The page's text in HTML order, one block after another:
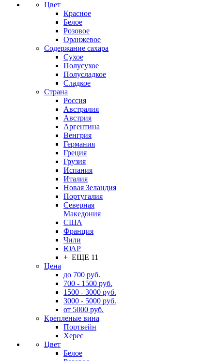
Цвет
Красное
Белое
Розовое
Оранжевое
Содержание сахара
Сухое
Полусухое
Полусладкое
Сладкое
Страна
Россия
Австралия
Австрия
Аргентина
Венгрия
Германия
Греция
Грузия
Испания
Италия
Новая Зеландия
Португалия
Северная
Македония
США
Франция
Чили
ЮАР
+ ЕЩЕ 11
Цена
до 700 руб.
700 - 1500 руб.
1500 - 3000 руб.
3000 - 5000 руб.
от 5000 руб.
Крепленые вина
Портвейн
Херес
Цвет
Белое